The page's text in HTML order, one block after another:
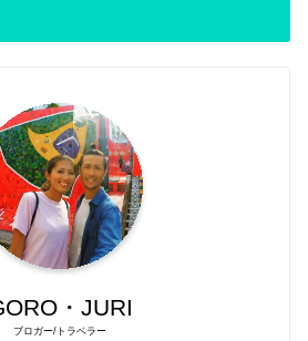
・JURI
ブロガー/トラベラー